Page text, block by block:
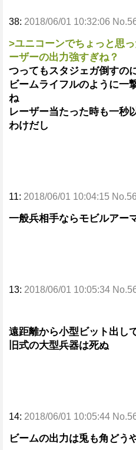
38: 2018/06/01 10:32:06
>ユニコーンでちょっと思
ーザーの出力強すぎね？
つってもスタジェガ倒すの
ビームライフルのように一
ね
レーザー当たった時も一秒
わけだし
11: 2018/06/01 10:04:15
一般兵相手ならモビルアー
13: 2018/06/01 10:05:34
遠距離から小型ビット出し
旧式の大型兵器は死ぬ
14: 2018/06/01 10:05:44
ビームの出力は兎も角どう